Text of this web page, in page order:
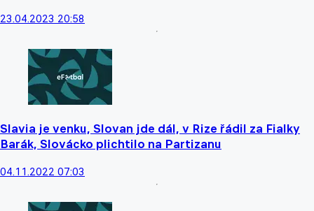
23.04.2023 20:58
Slavia je venku, Slovan jde dál, v Rize řádil za Fialky
Barák, Slovácko plichtilo na Partizanu
04.11.2022 07:03